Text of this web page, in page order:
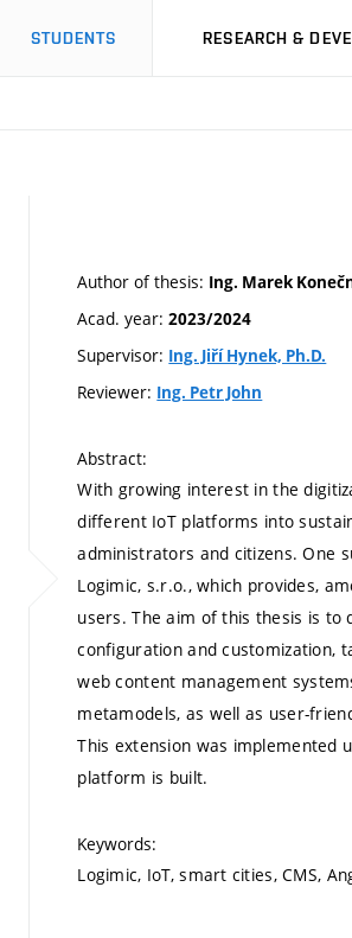
STUDENTS RESEARCH &
Author of thesis: Ing. Marek
Acad. year:2023/2024
Supervisor: Ing. Jiří Hynek, Ph.D.
Reviewer: Ing. Petr John
Abstract:
With growing interest in the
different IoT platforms into
administrators and citizens. One
Logimic, s.r.o., which provides,
users. The aim of this thesis is to
configuration and customization,
web content management
metamodels, as well as user-
This extension was implemented
platform is built.
Keywords:
Logimic, IoT, smart cities, CMS,